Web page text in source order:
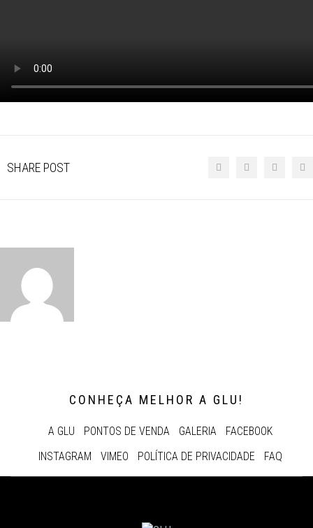
SHARE POST
CONHEÇA MELHOR A GLU!
A GLU PONTOS DE VENDA GALERIA
FACEBOOK
INSTAGRAM
VIMEO POLÍTICA DE PRIVACIDADE FAQ